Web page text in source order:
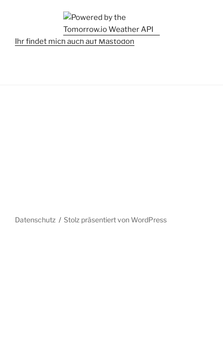
Ihr findet mich auch auf Mastodon
Datenschutz Stolz präsentiert von WordPress